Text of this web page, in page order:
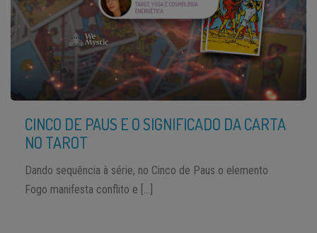
CINCO DE PAUS E O SIGNIFICADO DA CARTA
NO TAROT
Dando sequência à série, no Cinco de Paus o elemento
Fogo manifesta conflito e […]